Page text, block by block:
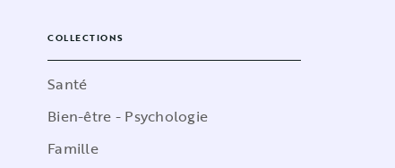
COLLECTIONS
Santé
Bien-être - Psychologie
Famille